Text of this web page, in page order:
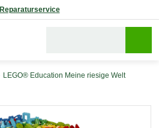
Reparaturservice
LEGO® Education Meine riesige Welt